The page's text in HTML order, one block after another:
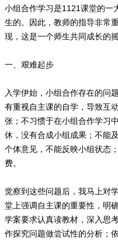
小组合作学习是1121课堂的一
生的。因此，教师的指导非常
现，这是一个师生共同成长
一、艰难起步
入学伊始，小组合作存在的问
有重视自主课的自学，导致互
张；不习惯于在小组合作学习
休，没有合成小组成果；不能
个体意见，不能反映小组状态
费。
觉察到这些问题后，我马上对
堂上强调自主课的重要性，明
学案要求认真读教材，深入思
作探究问题做尝试性的分析；